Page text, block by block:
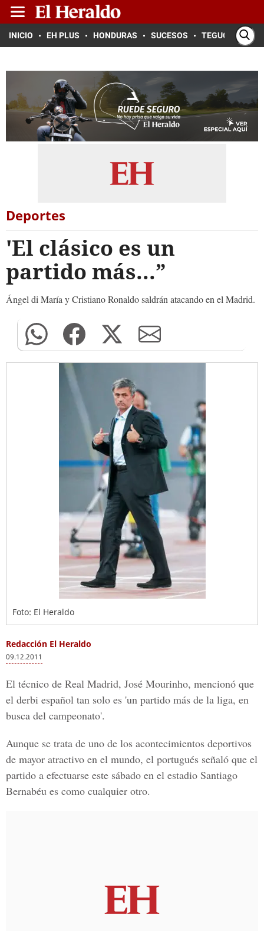
INICIO EH PLUS HONDURAS SUCESOS TEGUCIGALPA
Deportes
'El clásico es un
partido más...”
Ángel di María y Cristiano Ronaldo saldrán atacando en el Madrid.
Foto: El Heraldo
Redacción El Heraldo
09.12.2011
El técnico de Real Madrid, José Mourinho, mencionó que
el derbi español tan solo es 'un partido más de la liga, en
busca del campeonato'.
Aunque se trata de uno de los acontecimientos deportivos
de mayor atractivo en el mundo, el portugués señaló que el
partido a efectuarse este sábado en el estadio Santiago
Bernabéu es como cualquier otro.